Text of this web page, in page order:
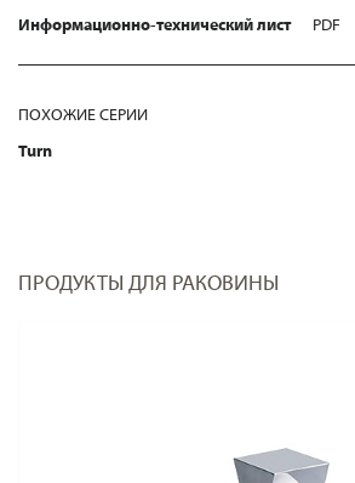
Информационно-технический лист
PDF
ПОХОЖИЕ СЕРИИ
Turn
ПРОДУКТЫ ДЛЯ РАКОВИНЫ